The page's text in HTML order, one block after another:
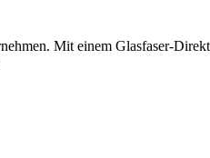
Mit einem Glasfaser-